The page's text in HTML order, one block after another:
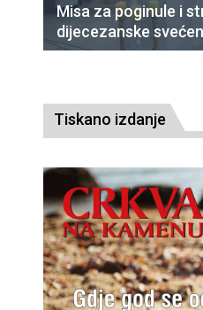
Misa za poginule i
dijecezanske
Tiskano izdanje